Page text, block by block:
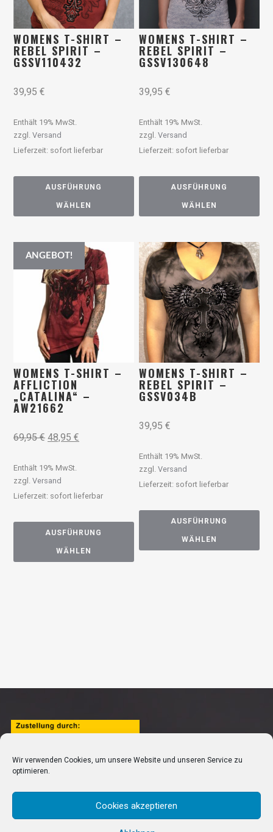
Wir verwenden Cookies, um unsere Website und unseren Service zu
optimieren.
Cookies akzeptieren
WOMENS T-SHIRT –
REBEL SPIRIT –
GSSV110432
39,95€
Enthält 19% MwSt.
zzgl.Versand
Lieferzeit: sofort lieferbar
AUSFÜHRUNG
WÄHLEN
WOMENS T-SHIRT –
REBEL SPIRIT –
GSSV130648
39,95€
Enthält 19% MwSt.
zzgl.Versand
Lieferzeit: sofort lieferbar
AUSFÜHRUNG
WÄHLEN
ANGEBOT!
WOMENS T-SHIRT –
AFFLICTION
„CATALINA“ –
AW21662
69,95€ 48,95€
Enthält 19% MwSt.
zzgl.Versand
Lieferzeit: sofort lieferbar
AUSFÜHRUNG
WÄHLEN
WOMENS T-SHIRT –
REBEL SPIRIT –
GSSV034B
39,95€
Enthält 19% MwSt.
zzgl.Versand
Lieferzeit: sofort lieferbar
AUSFÜHRUNG
WÄHLEN